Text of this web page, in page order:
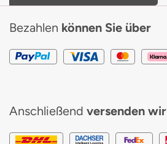
Bezahlen können Sie über
Anschließend versenden